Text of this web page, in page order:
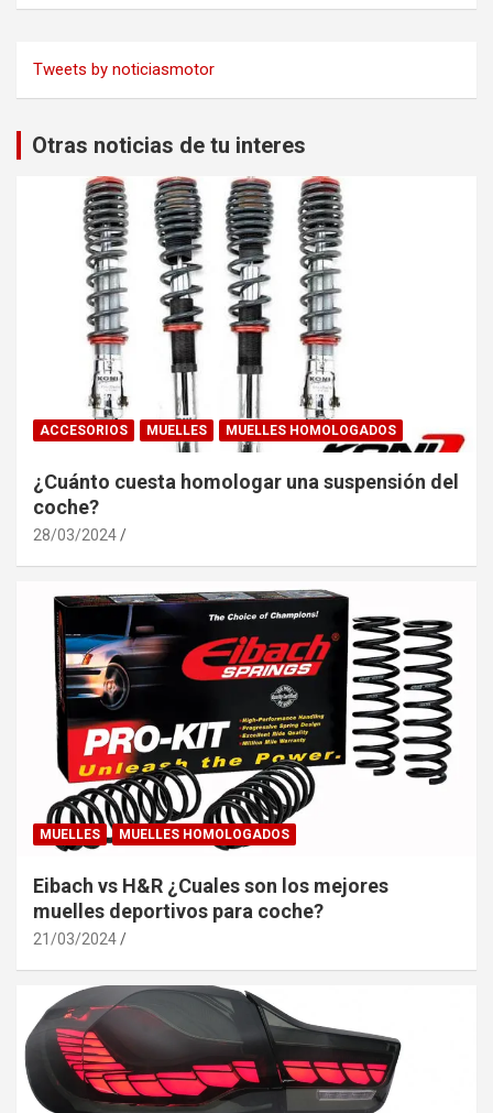
Tweets by noticiasmotor
Otras noticias de tu interes
ACCESORIOS MUELLES MUELLES HOMOLOGADOS
¿Cuánto cuesta homologar una suspensión del
coche?
28/03/2024
MUELLES MUELLES HOMOLOGADOS
Eibach vs H&R ¿Cuales son los mejores
muelles deportivos para coche?
21/03/2024